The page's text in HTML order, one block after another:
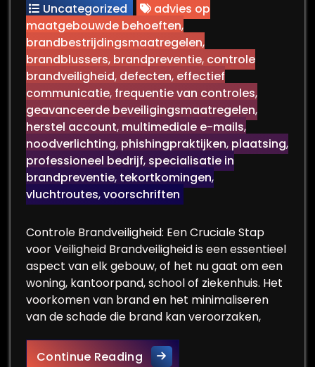
Uncategorized
advies op
maatgebouwde behoeften,
brandbestrijdingsmaatregelen,
brandblussers, brandpreventie, controle
brandveiligheid, defecten, effectief
communicatie, frequentie van controles,
geavanceerde beveiligingsmaatregelen,
herstel account, multimediale e-mails,
noodverlichting, phishingpraktijken, plaatsing,
professioneel bedrijf, specialisatie in
brandpreventie, tekortkomingen,
vluchtroutes,voorschriften
Controle Brandveiligheid: Een Cruciale Stap
voor Veiligheid Brandveiligheid is een essentieel
aspect van elk gebouw, of het nu gaat om een
woning, kantoorpand, school of ziekenhuis. Het
voorkomen van brand en het minimaliseren
van de schade die brand kan veroorzaken,
Continue ReadingBelang van Reguliere